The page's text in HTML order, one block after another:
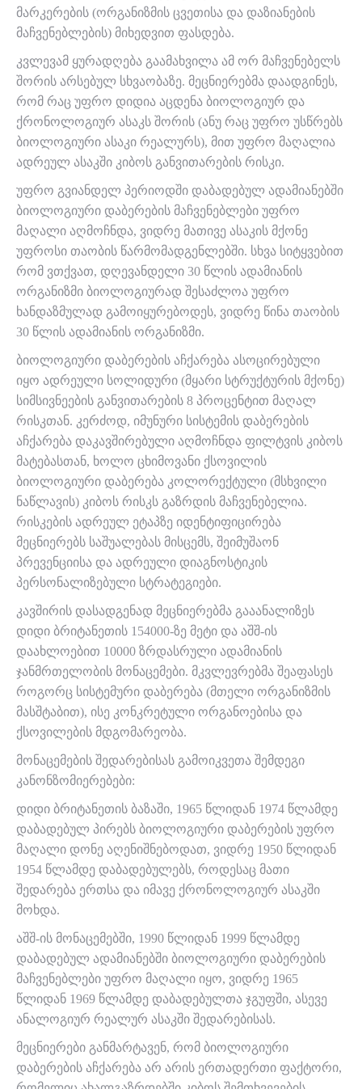
მარკერების (ორგანიზმის ცვეთისა და დაზიანების
მაჩვენებლების) მიხედვით ფასდება.
კვლევამ ყურადღება გაამახვილა ამ ორ მაჩვენებელს
შორის არსებულ სხვაობაზე. მეცნიერებმა დაადგინეს,
რომ რაც უფრო დიდია აცდენა ბიოლოგიურ და
ქრონოლოგიურ ასაკს შორის (ანუ რაც უფრო უსწრებს
ბიოლოგიური ასაკი რეალურს), მით უფრო მაღალია
ადრეულ ასაკში კიბოს განვითარების რისკი.
უფრო გვიანდელ პერიოდში დაბადებულ ადამიანებში
ბიოლოგიური დაბერების მაჩვენებლები უფრო
მაღალი აღმოჩნდა, ვიდრე მათივე ასაკის მქონე
უფროსი თაობის წარმომადგენლებში. სხვა სიტყვებით
რომ ვთქვათ, დღევანდელი 30 წლის ადამიანის
ორგანიზმი ბიოლოგიურად შესაძლოა უფრო
ხანდაზმულად გამოიყურებოდეს, ვიდრე წინა თაობის
30 წლის ადამიანის ორგანიზმი.
ბიოლოგიური დაბერების აჩქარება ასოცირებული
იყო ადრეული სოლიდური (მყარი სტრუქტურის მქონე)
სიმსივნეების განვითარების 8 პროცენტით მაღალ
რისკთან. კერძოდ, იმუნური სისტემის დაბერების
აჩქარება დაკავშირებული აღმოჩნდა ფილტვის კიბოს
მატებასთან, ხოლო ცხიმოვანი ქსოვილის
ბიოლოგიური დაბერება კოლორექტული (მსხვილი
ნაწლავის) კიბოს რისკს გაზრდის მაჩვენებელია.
რისკების ადრეულ ეტაპზე იდენტიფიცირება
მეცნიერებს საშუალებას მისცემს, შეიმუშაონ
პრევენციისა და ადრეული დიაგნოსტიკის
პერსონალიზებული სტრატეგიები.
კავშირის დასადგენად მეცნიერებმა გააანალიზეს
დიდი ბრიტანეთის 154000-ზე მეტი და აშშ-ის
დაახლოებით 10000 ზრდასრული ადამიანის
ჯანმრთელობის მონაცემები. მკვლევრებმა შეაფასეს
როგორც სისტემური დაბერება (მთელი ორგანიზმის
მასშტაბით), ისე კონკრეტული ორგანოებისა და
ქსოვილების მდგომარეობა.
მონაცემების შედარებისას გამოიკვეთა შემდეგი
კანონზომიერებები:
დიდი ბრიტანეთის ბაზაში, 1965 წლიდან 1974 წლამდე
დაბადებულ პირებს ბიოლოგიური დაბერების უფრო
მაღალი დონე აღენიშნებოდათ, ვიდრე 1950 წლიდან
1954 წლამდე დაბადებულებს, როდესაც მათი
შედარება ერთსა და იმავე ქრონოლოგიურ ასაკში
მოხდა.
აშშ-ის მონაცემებში, 1990 წლიდან 1999 წლამდე
დაბადებულ ადამიანებში ბიოლოგიური დაბერების
მაჩვენებლები უფრო მაღალი იყო, ვიდრე 1965
წლიდან 1969 წლამდე დაბადებულთა ჯგუფში, ასევე
ანალოგიურ რეალურ ასაკში შედარებისას.
მეცნიერები განმარტავენ, რომ ბიოლოგიური
დაბერების აჩქარება არ არის ერთადერთი ფაქტორი,